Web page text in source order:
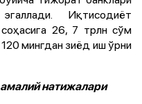
Иқтисодиёт
26, 7 трлн сўм
мингдан зиёд иш ўрни
натижалари